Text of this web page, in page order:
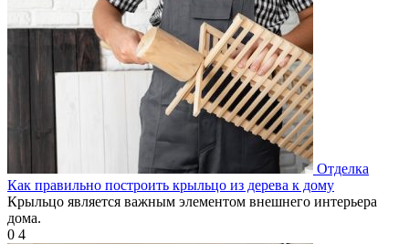
Отделка
Как правильно построить крыльцо из дерева к дому
Крыльцо является важным элементом внешнего интерьера
дома.
0 4